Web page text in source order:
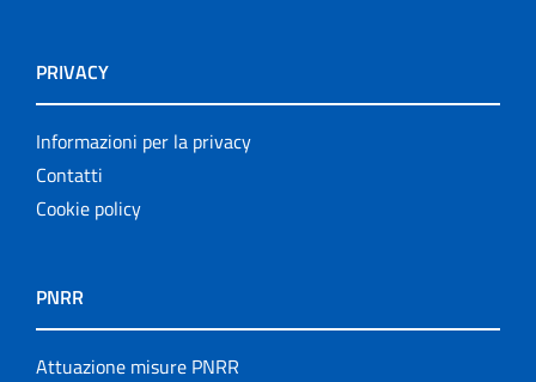
PRIVACY
Informazioni per la privacy
Contatti
Cookie policy
PNRR
Attuazione misure PNRR